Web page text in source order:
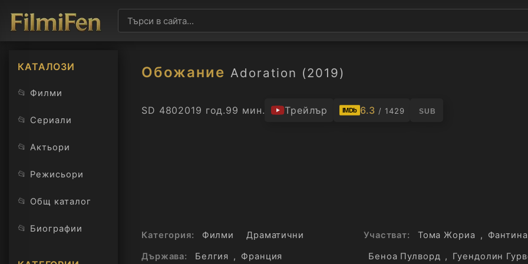
КАТАЛОЗИ
📂 Филми
📂 Сериали
📂 Актьори
📂 Режисьори
📂 Общ каталог
📂 Биографии
Обожание Adoration (2019)
SD 4802019 год.99 мин. Трейлър IMDb 6.3 / 1429 SUB
Категория: Филми
Драматични
Държава:
Белгия ,
Франция
Участват: Тома Жориа ,
Беноа Пулворд , Гуендолин